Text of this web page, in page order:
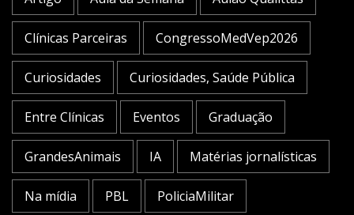
Clínicas Parceiras CongressoMedVep2026
Curiosidades Curiosidades, Saúde Pública
Entre Clínicas Eventos Graduação
GrandesAnimais IA Matérias jornalísticas
Na mídia PBL PoliciaMilitar